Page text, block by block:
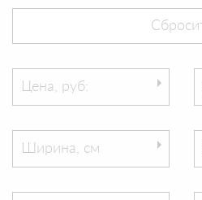
Цена, руб:
Ширина, см